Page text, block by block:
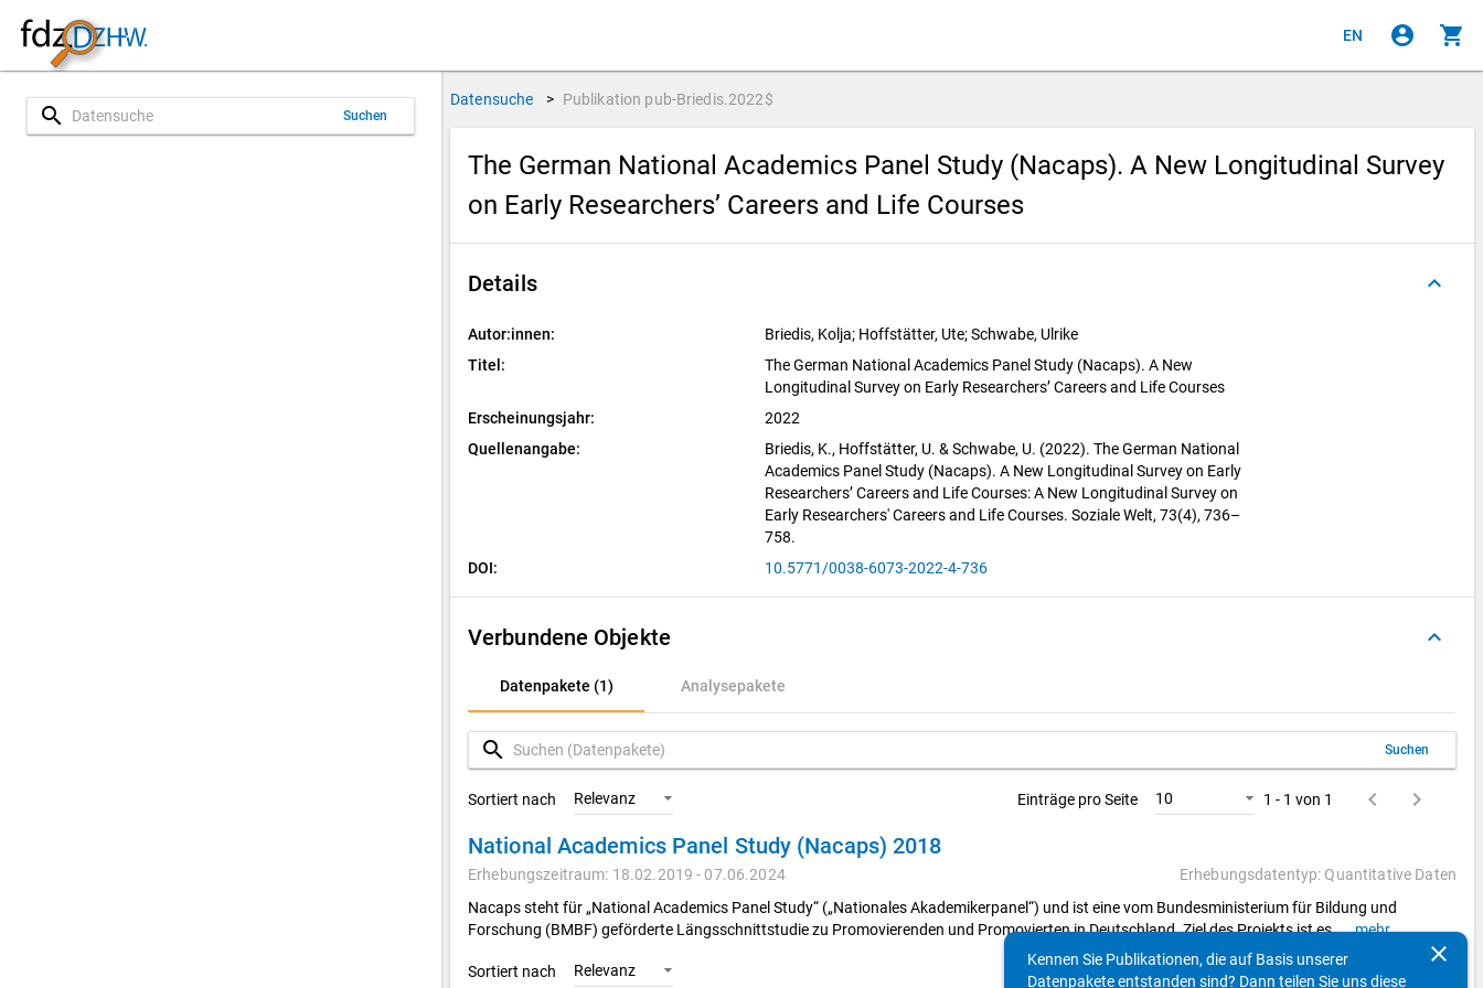
EN account_circle shopping_cart
search Suchen
Datensuche > Publikation pub-Briedis.2022$
The German National Academics Panel Study (Nacaps). A New Longitudinal Survey
on Early Researchers’ Careers and Life Courses
Details keyboard_arrow_up
Autor:innen:
Briedis, Kolja; Hoffstätter, Ute; Schwabe, Ulrike
Titel:
The German National Academics Panel Study (Nacaps). A New
Longitudinal Survey on Early Researchers’ Careers and Life Courses
Erscheinungsjahr:
2022
Quellenangabe:
Briedis, K., Hoffstätter, U. & Schwabe, U. (2022). The German National
Academics Panel Study (Nacaps). A New Longitudinal Survey on Early
Researchers’ Careers and Life Courses: A New Longitudinal Survey on
Early Researchers' Careers and Life Courses. Soziale Welt, 73(4), 736–
758.
DOI:
10.5771/0038-6073-2022-4-736
Verbundene Objekte keyboard_arrow_up
Datenpakete (1) Analysepakete
Datenpakete (1)
Analysepakete
search Suchen
Sortiert nach Relevanz Einträge pro Seite 10 1 - 1 von 1 keyboard_arrow_left
keyboard_arrow_right
National Academics Panel Study (Nacaps) 2018
Erhebungszeitraum: 18.02.2019 - 07.06.2024
Erhebungsdatentyp: Quantitative Daten
Nacaps steht für „National Academics Panel Study“ („Nationales Akademikerpanel“) und ist eine vom Bundesministerium für Bildung und
Forschung (BMBF) geförderte Längsschnittstudie zu Promovierenden und Promovierten in Deutschland. Ziel des Projekts ist es,...mehr
Sortiert nach Relevanz Einträge pro Seite 10 1 - 1 von 1 keyboard_arrow_left keyboard_arrow_right
clear
Kennen Sie Publikationen, die auf Basis unserer
Datenpakete entstanden sind? Dann teilen Sie uns diese